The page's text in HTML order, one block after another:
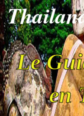
Le
en